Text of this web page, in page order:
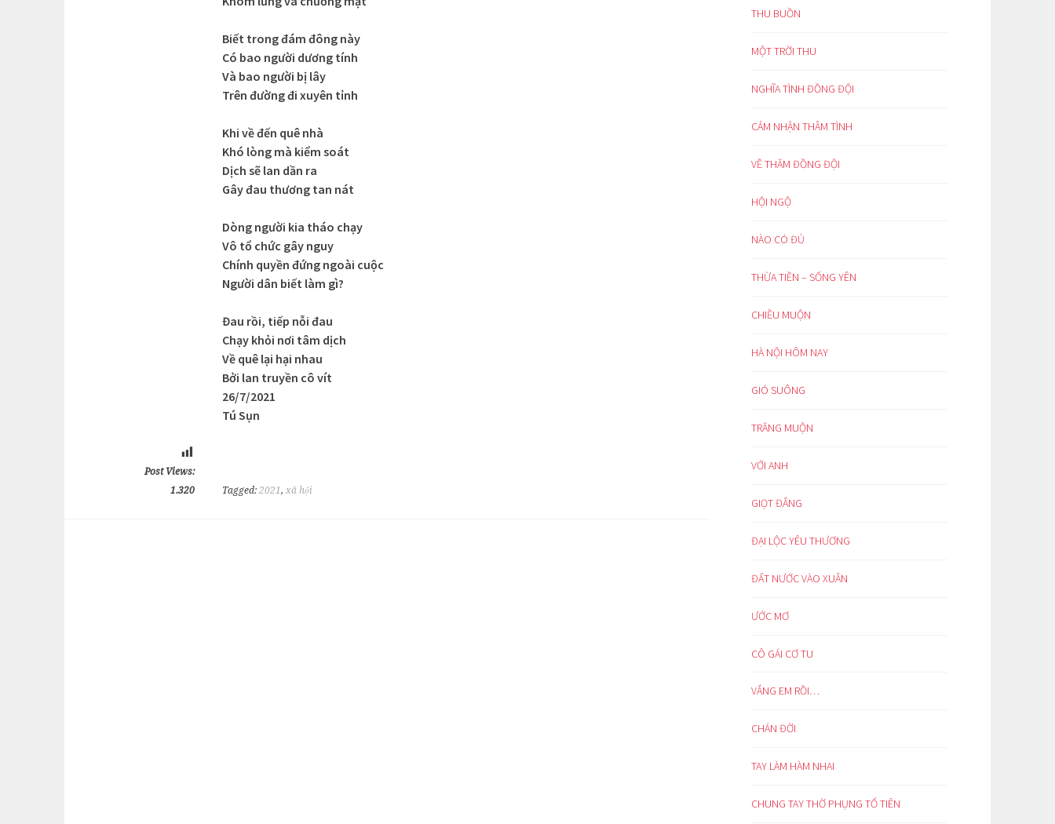
Biết trong đám đông này
Có bao người dương tính
Và bao người bị lây
Trên đường đi xuyên tỉnh
Khi về đến quê nhà
Khó lòng mà kiểm soát
Dịch sẽ lan dần ra
Gây đau thương tan nát
Dòng người kia tháo chạy
Vô tổ chức gây nguy
Chính quyền đứng ngoài cuộc
Người dân biết làm gì?
Đau rồi, tiếp nỗi đau
Chạy khỏi nơi tâm dịch
Về quê lại hại nhau
Bởi lan truyền cô vít
26/7/2021
Tú Sụn
Post Views:
1.320
Tagged: 2021, xã hội
THU BUỒN
MỘT TRỜI THU
NGHĨA TÌNH ĐỒNG ĐỘI
CẢM NHẬN THÂM TÌNH
VỀ THĂM ĐỒNG ĐỘI
HỘI NGỘ
NÀO CÓ ĐỦ
THỪA TIỀN – SỐNG YÊN
CHIỀU MUỘN
HÀ NỘI HÔM NAY
GIÓ SUÔNG
TRĂNG MUỘN
VỚI ANH
GIỌT ĐẮNG
ĐẠI LỘC YÊU THƯƠNG
ĐẤT NƯỚC VÀO XUÂN
ƯỚC MƠ
CÔ GÁI CƠ TU
VẮNG EM RỒI…
CHÁN ĐỜI
TAY LÀM HÀM NHAI
CHUNG TAY THỜ PHỤNG TỔ TIÊN